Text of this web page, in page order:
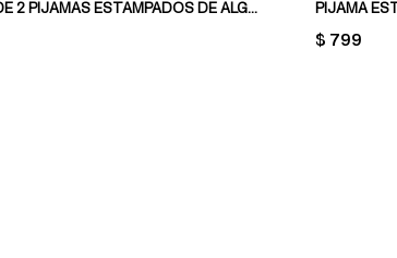
PACK DE 2 PIJAMAS ESTAMPADOS DE ALGODÓN
PRICE:
$ 799